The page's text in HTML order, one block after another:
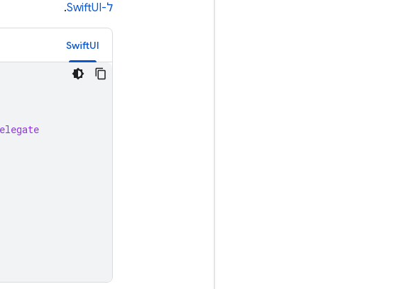
ל-SwiftUI
.
SwiftUI